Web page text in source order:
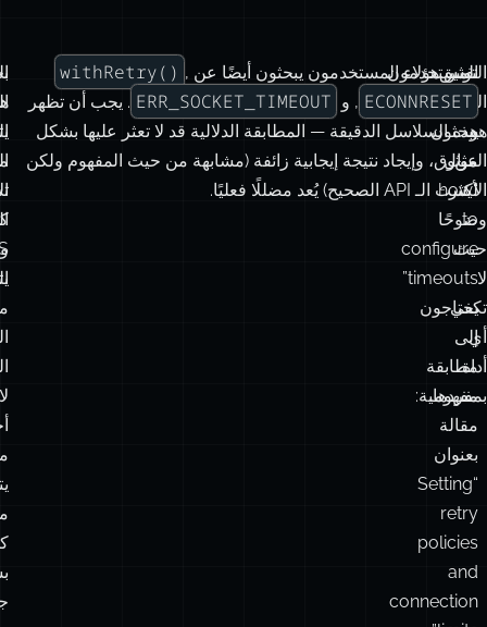
التوثيق
التقني
هو
المثال
الأكثر
وضوحًا
حيث
لا
تكفي
أي
أداة
بمفردها.
المستخدمون
الذين
يبحثون
عن
“how
to
configure
timeouts”
يحتاجون
إلى
مطابقة
مفهومية:
مقالة
بعنوان
“Setting
retry
policies
and
connection
نفس هؤلاء المستخدمون يبحثون أيضًا عن withRetry() ,
ECONNRESET , و ERR_SOCKET_TIMEOUT . يجب أن تظهر
هذه السلاسل الدقيقة — المطابقة الدلالية قد لا تعثر عليها بشكل
موثوق، وإيجاد نتيجة إيجابية زائفة (مشابهة من حيث المفهوم ولكن
ليست الـ API الصحيح) يُعد مضللًا فعليًا.
لا